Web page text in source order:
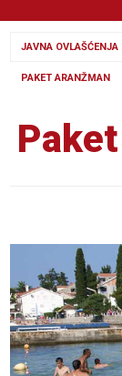
JAVNA
PAKET ARANŽMAN